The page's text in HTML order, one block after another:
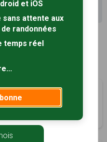
Plaisance
randonnée à
et iOS
attente aux
randonnées
temps réel